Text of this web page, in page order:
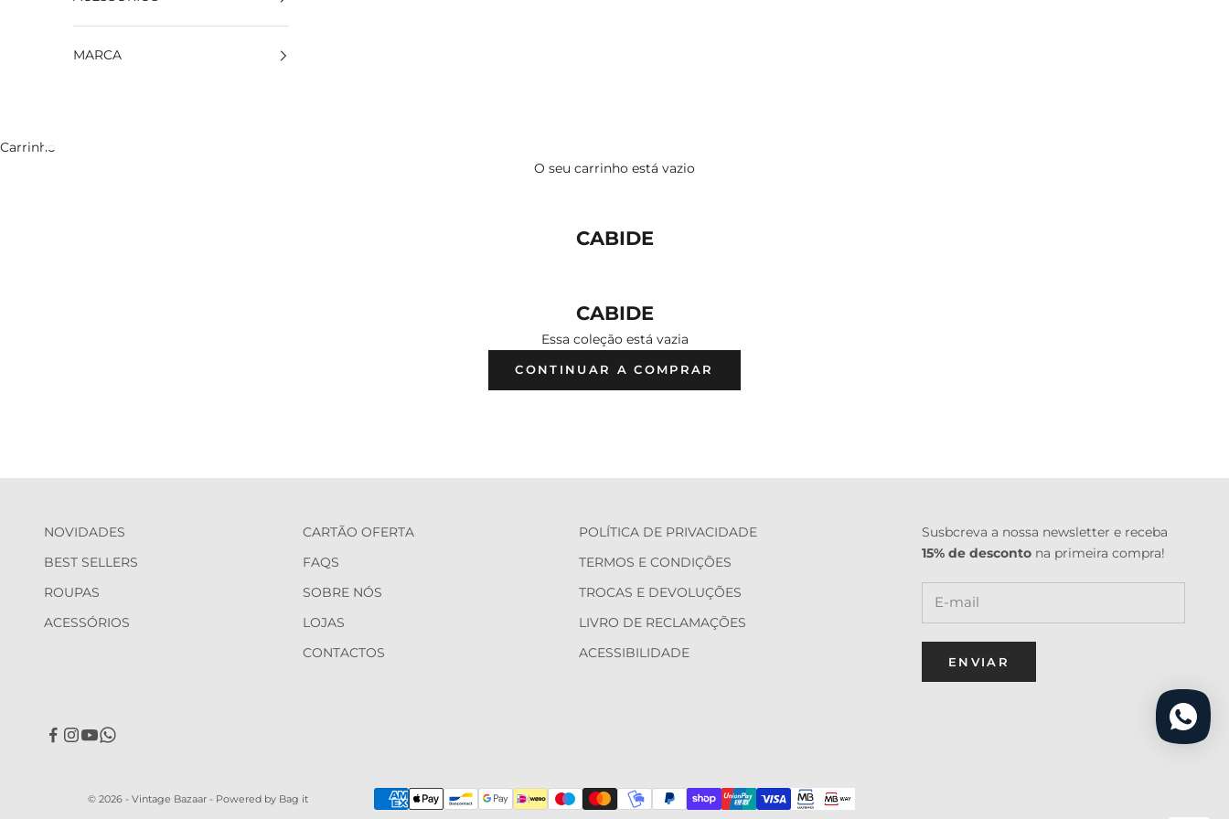
MARCA
Carrinho
O seu carrinho está vazio
CABIDE
CABIDE
Essa coleção está vazia
CONTINUAR A COMPRAR
NOVIDADES
BEST SELLERS
ROUPAS
ACESSÓRIOS
CARTÃO OFERTA
FAQS
SOBRE NÓS
LOJAS
CONTACTOS
POLÍTICA DE PRIVACIDADE
TERMOS E CONDIÇÕES
TROCAS E DEVOLUÇÕES
LIVRO DE RECLAMAÇÕES
ACESSIBILIDADE
Susbcreva a nossa newsletter e receba
15% de desconto na primeira compra!
ENVIAR
© 2026 - Vintage Bazaar - Powered by Bag it